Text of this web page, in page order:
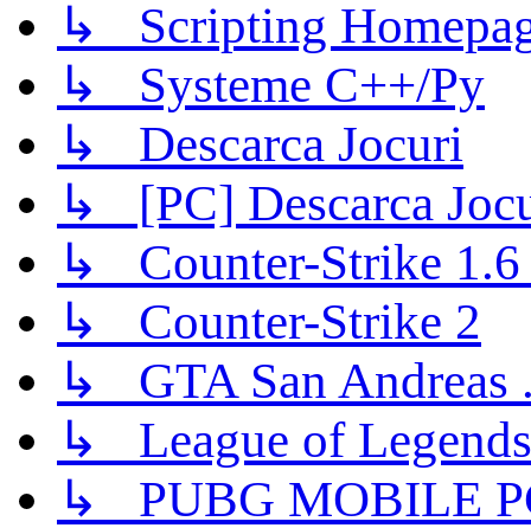
↳ Scripting
↳ Systeme C++/Py
↳ Descarca Jocuri
↳ [PC] Descarca
↳ Counter-Strike 1.6
↳ Counter-Strike 2
↳ GTA San Andreas
↳ League of Legends
↳ PUBG MOBILE